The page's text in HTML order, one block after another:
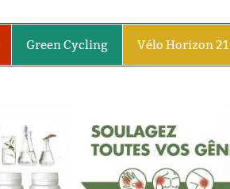
Green Cycling Vélo Horizon 21